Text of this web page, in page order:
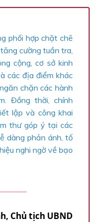
phối hợp chặt chẽ
cường tuần tra,
cộng, cơ sở kinh
các địa điểm khác
chặn các hành
Ðồng thời, chính
lập và công khai
thư góp ý tại các
dàng phản ánh, tố
nghi ngờ về bạo
Chủ tịch UBND